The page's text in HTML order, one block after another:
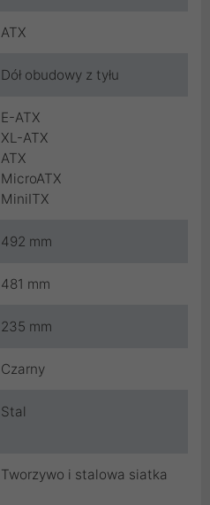
ATX
Dół obudowy z tyłu
E-ATX
XL-ATX
ATX
MicroATX
MiniITX
492 mm
481 mm
235 mm
Czarny
Stal
Tworzywo i stalowa siatka